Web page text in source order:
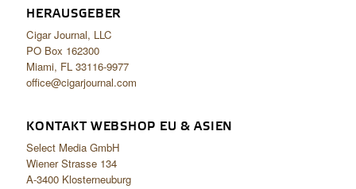
HERAUSGEBER
Cigar Journal, LLC
PO Box 162300
Miami, FL 33116-9977
office@cigarjournal.com
KONTAKT WEBSHOP EU & ASIEN
Select Media GmbH
Wiener Strasse 134
A-3400 Klosterneuburg